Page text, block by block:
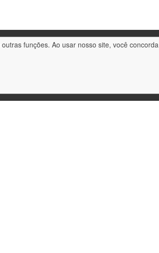
funções. Ao usar nosso site, você concorda